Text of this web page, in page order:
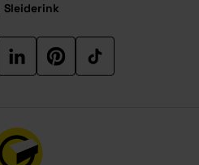
Sleiderink